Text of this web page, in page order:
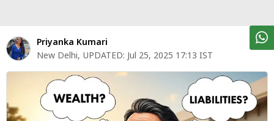
शेयर
बाज़ार
ट्रेंडिंग
बिजनेस
Priyanka Kumari
New Delhi, UPDATED: Jul 25, 2025 17:13 IST